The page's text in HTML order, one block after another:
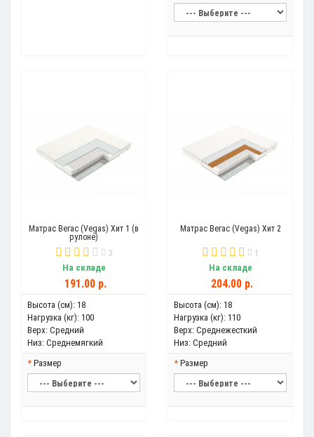
Матрас Вегас (Vegas) Хит 1 (в
рулоне)
3
На складе
191.00 р.
Высота (см): 18
Нагрузка (кг): 100
Верх: Средний
Низ: Среднемягкий
Размер
Матрас Вегас (Vegas) Хит 2
1
На складе
204.00 р.
Высота (см): 18
Нагрузка (кг): 110
Верх: Среднежесткий
Низ: Средний
Размер